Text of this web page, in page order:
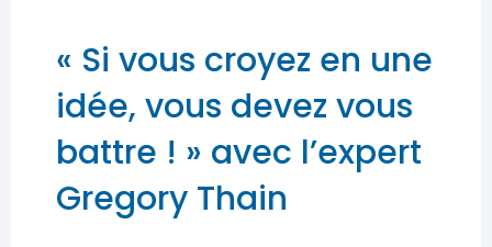
« Si vous croyez en une
idée, vous devez vous
battre ! » avec l’expert
Gregory Thain